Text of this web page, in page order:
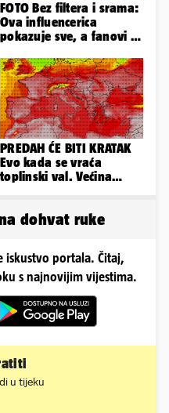
FOTO Bez filtera i srama:
Ova influencerica
pokazuje sve, a fanovi je
PREDAH ĆE BITI KRATAK
Evo kada se vraća
toplinski val. Većina
dohvat ruke
iskustvo portala. Čitaj,
s najnovijim vijestima.
u tijeku